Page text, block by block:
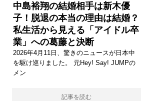
中島裕翔の結婚相手は新木優
子！脱退の本当の理由は結婚？
私生活から見える「アイドル卒
業」への葛藤と決断
2026年4月11日、驚きのニュースが日本中
を駆け巡りました。 元Hey! Say! JUMPの
メン
記事を読む